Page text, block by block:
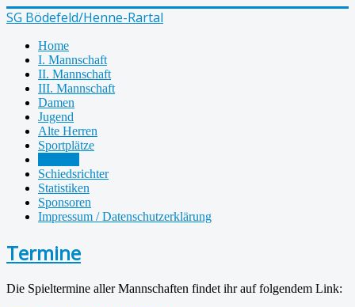
SG Bödefeld/Henne-Rartal
Home
I. Mannschaft
II. Mannschaft
III. Mannschaft
Damen
Jugend
Alte Herren
Sportplätze
Schiedsrichter
Statistiken
Sponsoren
Impressum / Datenschutzerklärung
Termine
Die Spieltermine aller Mannschaften findet ihr auf folgendem Link: